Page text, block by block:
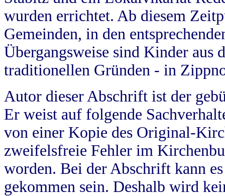
wurden errichtet. Ab diesem
Gemeinden, in den
Übergangsweise sind Kinder aus
traditionellen Gründen - in
Autor dieser Abschrift ist der
Er weist auf folgende
von einer Kopie des Original-
zweifelsfreie Fehler im
worden. Bei der Abschrift kann
gekommen sein. Deshalb wird